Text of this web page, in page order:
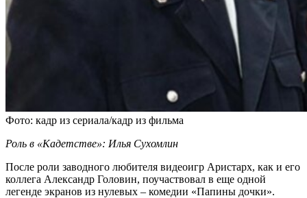
Фото: кадр из сериала/кадр из фильма
Роль в «Кадетстве»: Илья Сухомлин
После роли заводного любителя видеоигр Аристарх, как и его
коллега Александр Головин, поучаствовал в еще одной
легенде экранов из нулевых – комедии «Папины дочки».